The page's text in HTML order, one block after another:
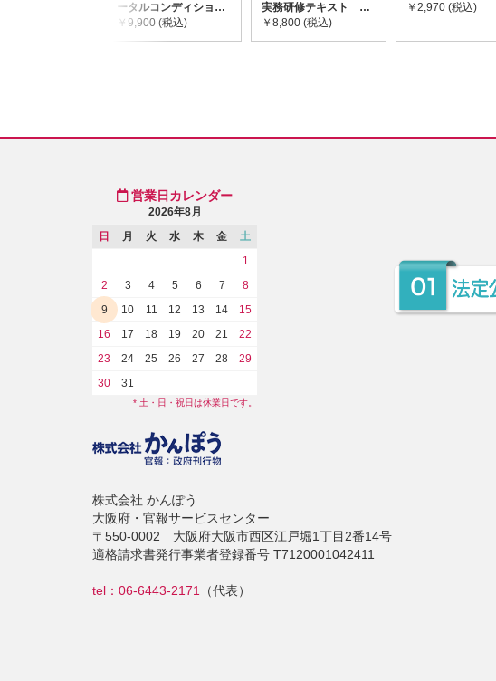
ータルコンディショニ
ングガイドライン
￥9,900 (税込)
実務研修テキスト
(上・下巻/分売不可)
￥8,800 (税込)
￥2,970 (税込)
営業日カレンダー
2026年8月
日
月 火 水 木 金
土
1
2
3 4 5 6 7
8
9
10 11 12 13 14
15
16
17 18 19 20 21
22
23
24 25 26 27 28
29
30
31
* 土・日・祝日は休業日です。
株式会社 かんぽう
大阪府・官報サービスセンター
〒550-0002 大阪府大阪市西区江戸堀1丁目2番14号
適格請求書発行事業者登録番号 T7120001042411
tel：06-6443-2171 （代表）